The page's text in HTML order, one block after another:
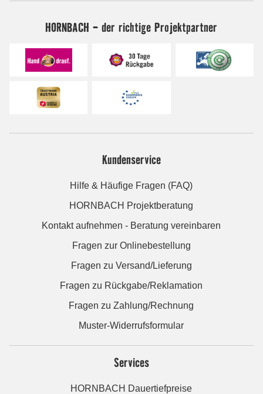
HORNBACH - der richtige Projektpartner
Kundenservice
Hilfe & Häufige Fragen (FAQ)
HORNBACH Projektberatung
Kontakt aufnehmen - Beratung vereinbaren
Fragen zur Onlinebestellung
Fragen zu Versand/Lieferung
Fragen zu Rückgabe/Reklamation
Fragen zu Zahlung/Rechnung
Muster-Widerrufsformular
Services
HORNBACH Dauertiefpreise